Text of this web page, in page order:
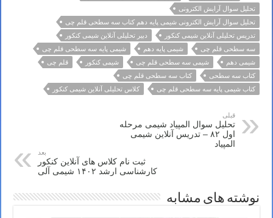
تحلیل سوال آرایش الکترونی
تحلیل سوال آرایش الکترونی شیمی پایه دهم کتاب سه سطحی قلم چی
تدریس تحلیلی آنلاین شیمی کنکور
دبیر تحلیلی آنلاین شیمی کنکور
سه سطحی قلم چی
شیمی پایه دهم
شیمی پایه سه سطحی قلم چی
شیمی دهم
شیمی سه سطحی قلم چی شیمی کنکور
قلم چی
کتاب سه سطحی
کتاب سه سطحی قلم چی
کتاب شیمی پایه سه سطحی قلم چی
کلاس تحلیلی آنلاین شیمی کنکور
قبلی
تحلیل سوال المپیاد شیمی مرحله
اول ۸۲ – تدریس آنلاین شیمی
المپیاد
بعد
ثبت نام کلاس های آنلاین کنکور
کارشناسی ارشد ۱۴۰۲ شیمی آلی
نوشته های مشابه